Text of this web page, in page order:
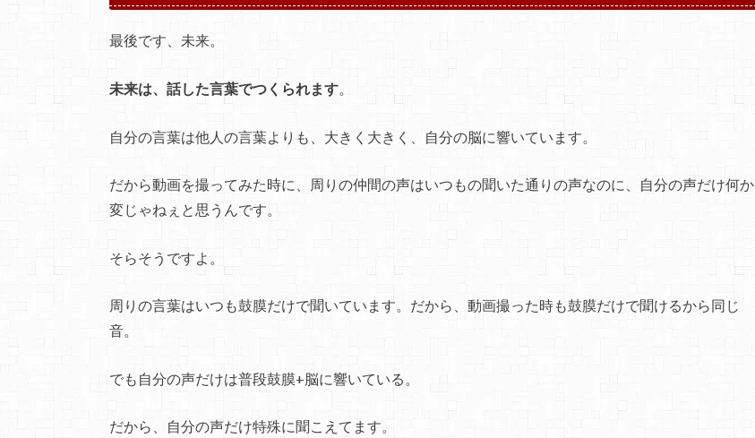
最後です、未来。
未来は、話した言葉でつくられます。
自分の言葉は他人の言葉よりも、大きく大きく、自分の脳に響いています。
だから動画を撮ってみた時に、周りの仲間の声はいつもの聞いた通りの声なのに、自分の声だけ何か
変じゃねぇと思うんです。
そらそうですよ。
周りの言葉はいつも鼓膜だけで聞いています。だから、動画撮った時も鼓膜だけで聞けるから同じ
音。
でも自分の声だけは普段鼓膜+脳に響いている。
だから、自分の声だけ特殊に聞こえてます。